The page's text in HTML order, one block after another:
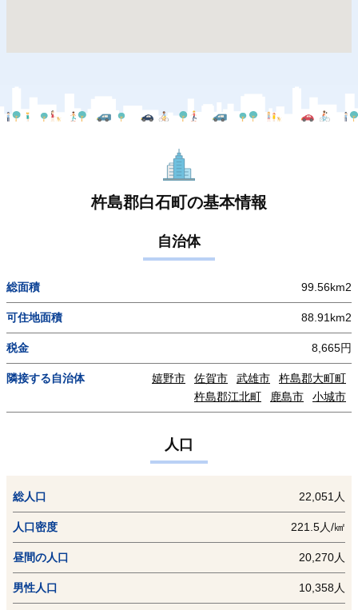
杵島郡白石町の基本情報
自治体
総面積 99.56km2
可住地面積 88.91km2
税金 8,665円
隣接する自治体 嬉野市 佐賀市 武雄市
杵島郡大町町
杵島郡江北町
鹿島市 小城市
人口
総人口 22,051人
人口密度 221.5人/㎢
昼間の人口 20,270人
男性人口 10,358人